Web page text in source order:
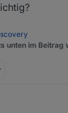
unten im Beitrag